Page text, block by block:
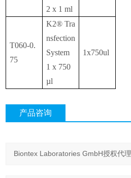
2 x 1 ml
T060-0.
75
K2® Tra
nsfection
System
1 x 750
µl
1x750ul
产品咨询